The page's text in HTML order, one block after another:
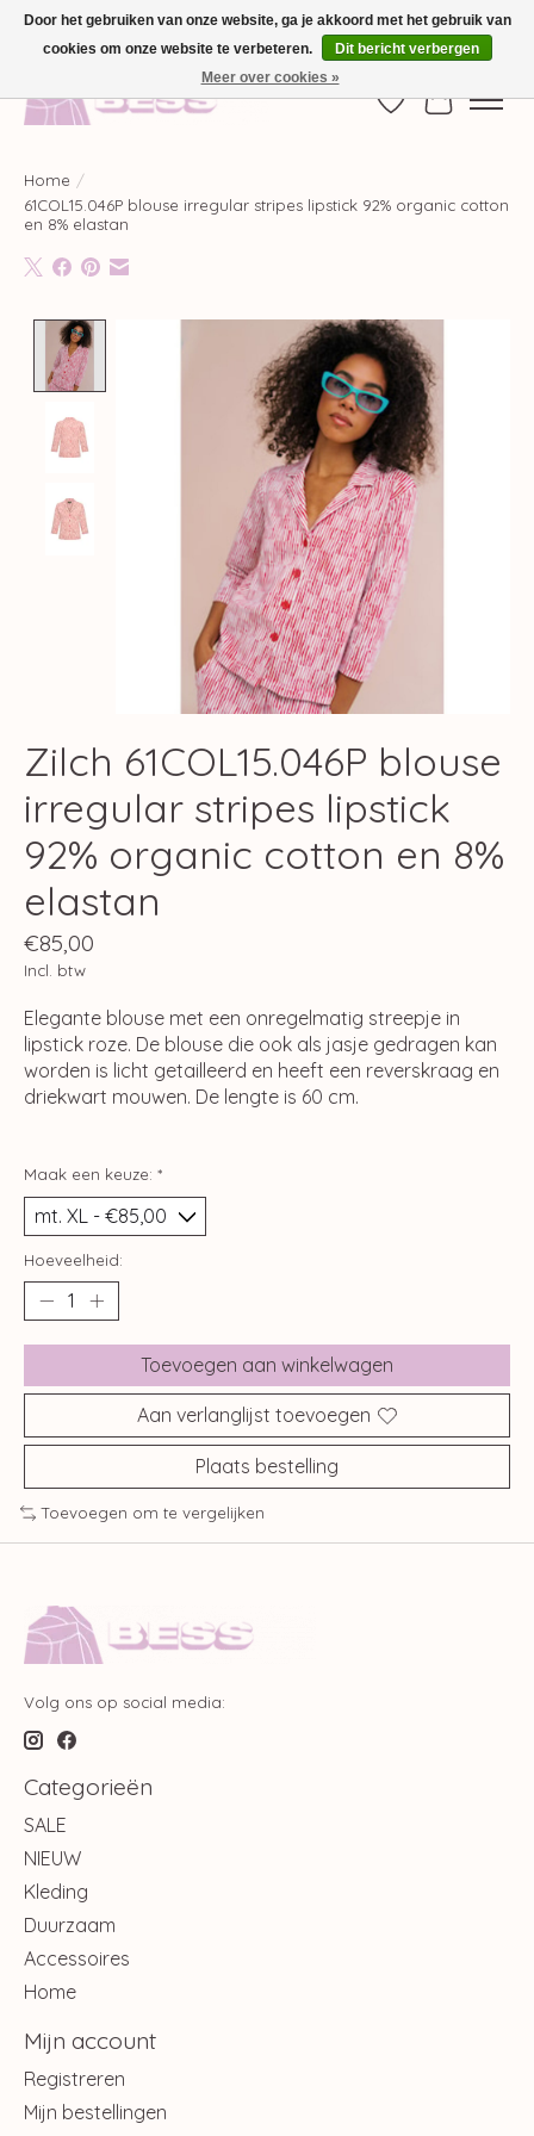
GRATIS VERZENDING VANAF €100,-
Verlanglijst
Home /
61COL15.046P blouse irregular stripes lipstick 92% organic cotton
en 8% elastan
Product image slideshow Items
Zilch 61COL15.046P blouse
irregular stripes lipstick
92% organic cotton en 8%
elastan
€85,00
Incl. btw
Elegante blouse met een onregelmatig streepje in
lipstick roze. De blouse die ook als jasje gedragen kan
worden is licht getailleerd en heeft een reverskraag en
driekwart mouwen. De lengte is 60 cm.
Maak een keuze: *
Hoeveelheid:
Toevoegen aan winkelwagen
Aan verlanglijst toevoegen
Plaats bestelling
Toevoegen om te vergelijken
Volg ons op social media:
Categorieën
SALE
NIEUW
Kleding
Duurzaam
Accessoires
Home
Mijn account
Registreren
Mijn bestellingen
Door het gebruiken van onze website, ga je akkoord met het gebruik van
cookies om onze website te verbeteren.
Dit bericht verbergen
Meer over cookies »